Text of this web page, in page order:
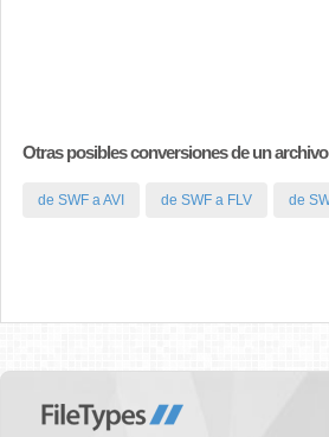
Otras posibles conversiones de un
de SWF a AVI de SWF a FLV de